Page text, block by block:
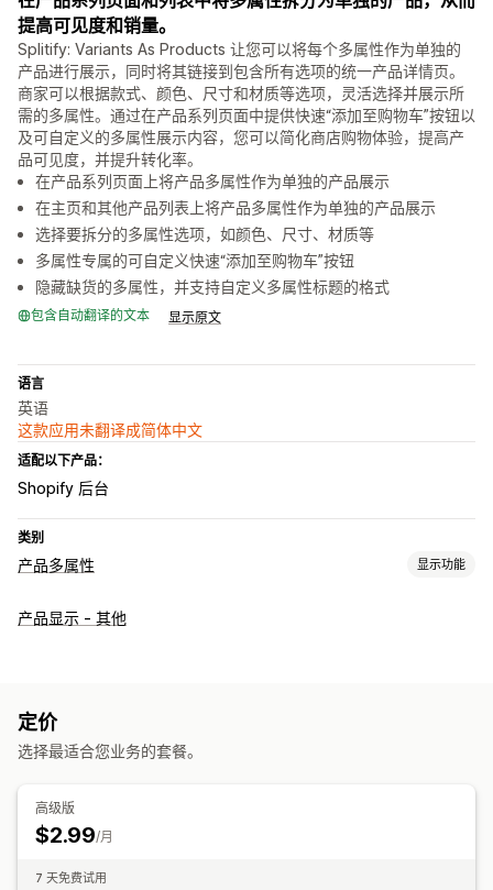
提高可见度和销量。
Splitify: Variants As Products 让您可以将每个多属性作为单独的
产品进行展示，同时将其链接到包含所有选项的统一产品详情页。
商家可以根据款式、颜色、尺寸和材质等选项，灵活选择并展示所
需的多属性。通过在产品系列页面中提供快速“添加至购物车”按钮以
及可自定义的多属性展示内容，您可以简化商店购物体验，提高产
品可见度，并提升转化率。
在产品系列页面上将产品多属性作为单独的产品展示
在主页和其他产品列表上将产品多属性作为单独的产品展示
选择要拆分的多属性选项，如颜色、尺寸、材质等
多属性专属的可自定义快速“添加至购物车”按钮
隐藏缺货的多属性，并支持自定义多属性标题的格式
包含自动翻译的文本 显示原文
语言
英语
这款应用未翻译成简体中文
适配以下产品：
Shopify 后台
类别
产品多属性 显示功能
自定义
产品显示 - 其他
定价
选择最适合您业务的套餐。
高级版
$2.99/月
7 天免费试用